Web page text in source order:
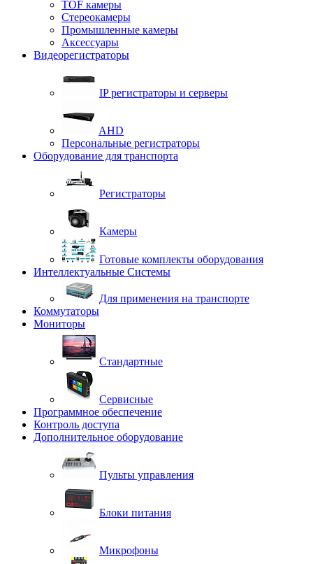
TOF камеры
Стереокамеры
Промышленные камеры
Аксессуары
Видеорегистраторы
IP регистраторы и серверы
AHD
Персональные регистраторы
Оборудование для транспорта
Регистраторы
Камеры
Готовые комплекты оборудования
Интеллектуальные Системы
Для применения на транспорте
Коммутаторы
Мониторы
Стандартные
Сервисные
Программное обеспечение
Контроль доступа
Дополнительное оборудование
Пульты управления
Блоки питания
Микрофоны